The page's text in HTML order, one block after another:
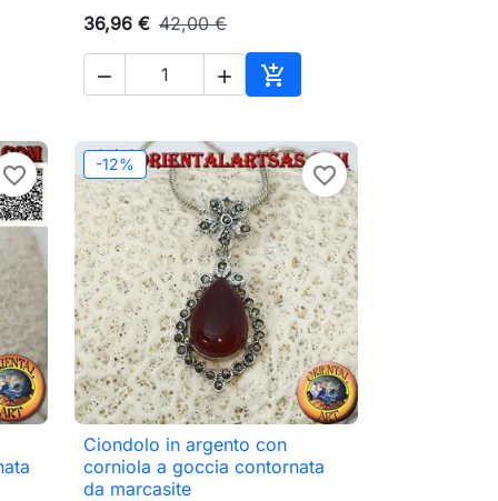
al carrello
36,96 € 42,00 €
  
Aggiungi al carrello
favorite_border -12% favorite_border
 Anteprima
Ciondolo in argento con
corniola a goccia contornata
da marcasite